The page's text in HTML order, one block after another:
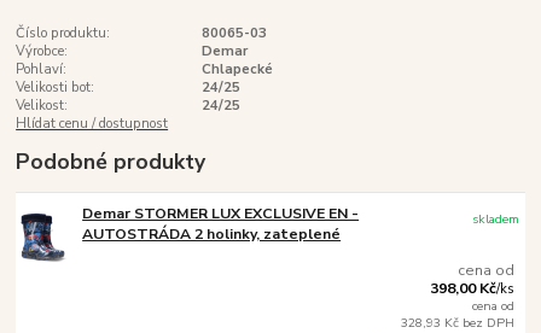
Číslo produktu:
80065-03
Výrobce:
Demar
Pohlaví:
Chlapecké
Velikosti bot:
24/25
Velikost:
24/25
Hlídat cenu / dostupnost
Podobné produkty
Demar STORMER LUX EXCLUSIVE EN -
AUTOSTRÁDA 2 holinky, zateplené
cena od
398,00 Kč/ks
cena od
328,93 Kč bez DPH
skladem